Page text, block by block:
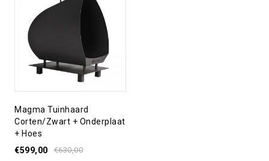
Magma Tuinhaard
Corten/zwart + Onderplaat
+ Hoes
€630,00
€599,00